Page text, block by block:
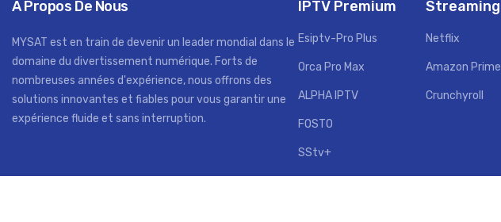
À Propos De Nous
MYSAT est en train de devenir un leader mondial dans le
domaine du divertissement numérique. Forts de
nombreuses années d'expérience, nous offrons des
solutions innovantes et fiables pour vous garantir une
expérience fluide et sans interruption.
IPTV Premium
Esiptv-Pro Plus
Orca Pro Max
ALPHA IPTV
FOSTO
SStv+
Streaming
Netflix
Amazon Prime
Crunchyroll